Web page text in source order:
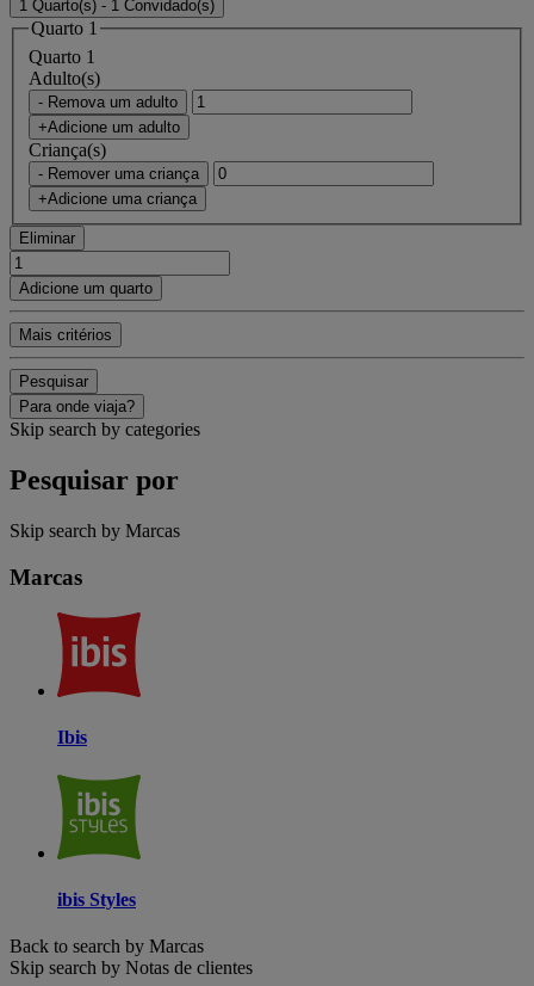
1 Quarto(s) - 1 Convidado(s)
Quarto 1
Quarto 1
Adulto(s)
- Remova um adulto
+Adicione um adulto
Criança(s)
- Remover uma criança
+Adicione uma criança
Eliminar
Adicione um quarto
Mais critérios
Pesquisar
Para onde viaja?
Skip search by categories
Pesquisar por
Skip search by Marcas
Marcas
Ibis
ibis Styles
Back to search by Marcas
Skip search by Notas de clientes